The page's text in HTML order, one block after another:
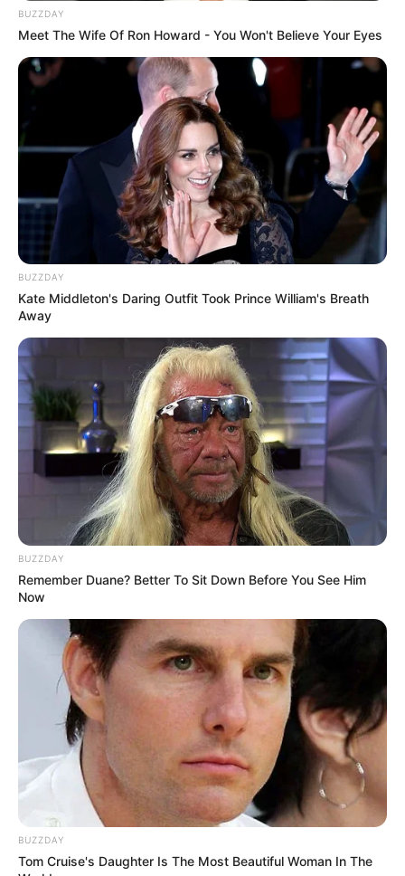
Azərbaycandakı ali təhsilli insanların
sayı - AÇIQLANDI
78 0 0
17:55 / 06 Avqust 2026 CƏMİYYƏT
Azərbaycanda BOKTləğv olundu
82 0
17:35 / 06 Avqust 2026
Başqalarının sənədləri ilə sərhədi
keçməkistədilər
0 0
BUZZDAY
Meet The Wife Of Ron Howard - You Won't Believe Your Eyes
BUZZDAY
Kate Middleton's Daring Outfit Took Prince William's Breath
Away
BUZZDAY
Remember Duane? Better To Sit Down Before You See Him
Now
BUZZDAY
Tom Cruise's Daughter Is The Most Beautiful Woman In The